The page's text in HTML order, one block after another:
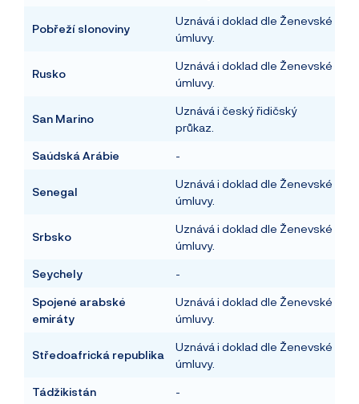
Pobřeží slonoviny
Uznává i doklad dle Ženevské
úmluvy.
Rusko
Uznává i doklad dle Ženevské
úmluvy.
San Marino
Uznává i český řidičský
průkaz.
Saúdská Arábie -
Senegal
Uznává i doklad dle Ženevské
úmluvy.
Srbsko
Uznává i doklad dle Ženevské
úmluvy.
Seychely -
Spojené arabské
emiráty
Uznává i doklad dle Ženevské
úmluvy.
Středoafrická republika
Uznává i doklad dle Ženevské
úmluvy.
Tádžikistán -